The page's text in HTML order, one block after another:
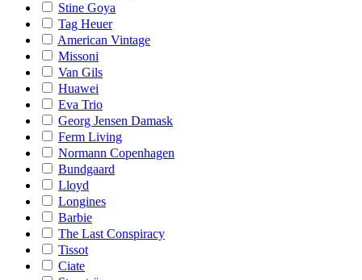
Stine Goya
Tag Heuer
American Vintage
Missoni
Van Gils
Huawei
Eva Trio
Georg Jensen Damask
Ferm Living
Normann Copenhagen
Bundgaard
Lloyd
Longines
Barbie
The Last Conspiracy
Tissot
Ciate